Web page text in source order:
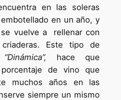
en las soleras
en un año, y
vuelve a rellenar con
Este tipo de
“Dinámica”, hace que
de vino que
muchos años en las
siempre un mismo